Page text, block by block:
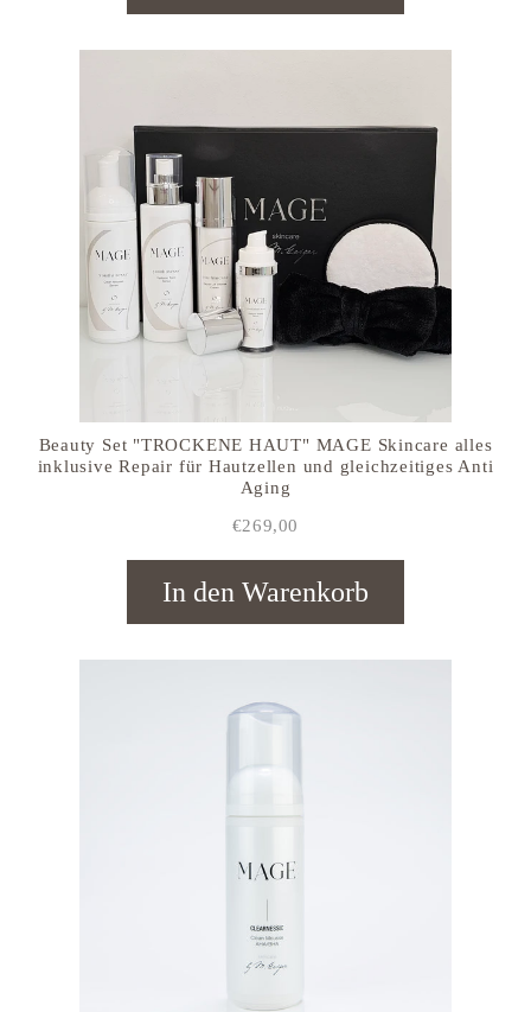
Beauty Set "TROCKENE HAUT" MAGE Skincare alles
inklusive Repair für Hautzellen und gleichzeitiges Anti
Aging
€269,00
In den Warenkorb